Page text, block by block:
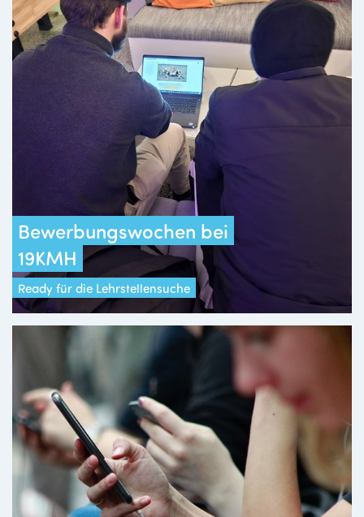
Bewerbungswochen bei
19KMH
Ready für die Lehrstellensuche